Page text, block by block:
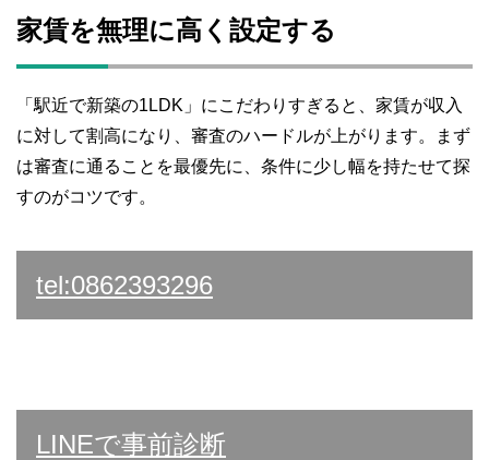
家賃を無理に高く設定する
「駅近で新築の1LDK」にこだわりすぎると、家賃が収入
に対して割高になり、審査のハードルが上がります。まず
は審査に通ることを最優先に、条件に少し幅を持たせて探
すのがコツです。
tel:0862393296
LINEで事前診断